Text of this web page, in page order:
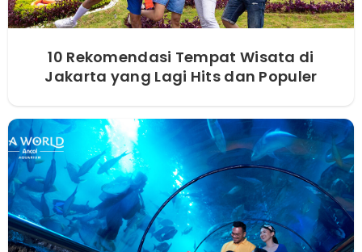
10 Rekomendasi Tempat Wisata di
Jakarta yang Lagi Hits dan Populer